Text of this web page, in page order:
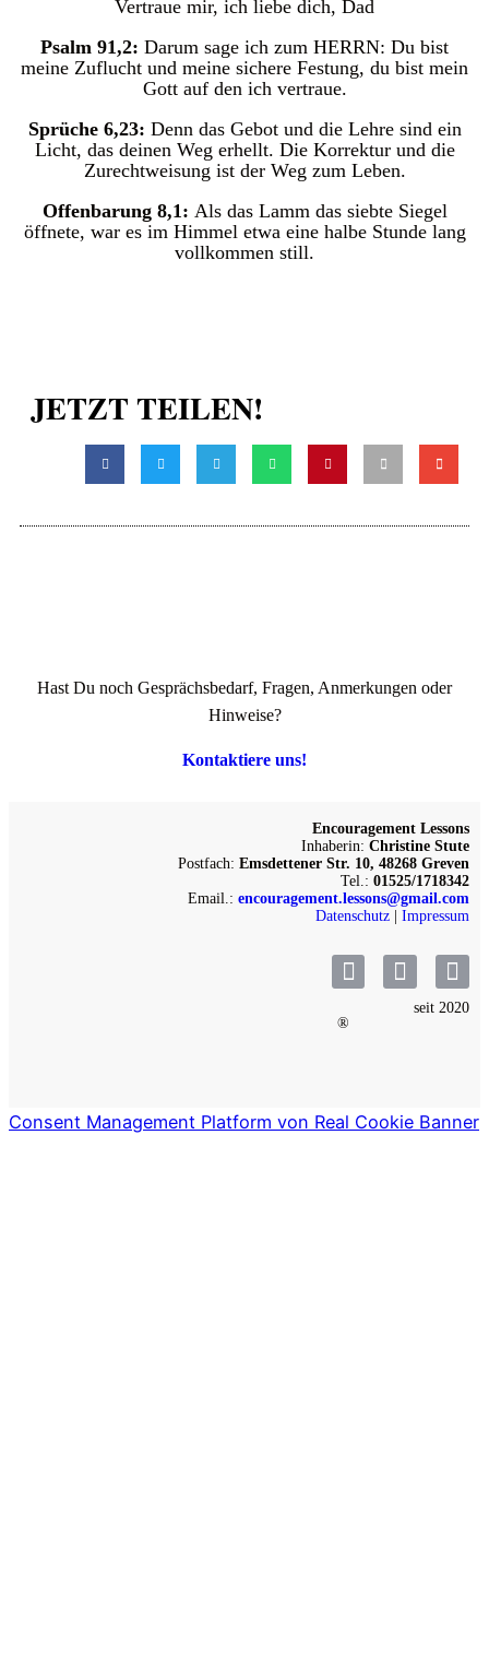
Vertraue mir, ich liebe dich, Dad
Psalm 91,2: Darum sage ich zum HERRN: Du bist
meine Zuflucht und meine sichere Festung, du bist mein
Gott auf den ich vertraue.
Sprüche 6,23: Denn das Gebot und die Lehre sind ein
Licht, das deinen Weg erhellt. Die Korrektur und die
Zurechtweisung ist der Weg zum Leben.
Offenbarung 8,1: Als das Lamm das siebte Siegel
öffnete, war es im Himmel etwa eine halbe Stunde lang
vollkommen still.
JETZT TEILEN!
Hast Du noch Gesprächsbedarf, Fragen, Anmerkungen oder
Hinweise?
Kontaktiere uns!
Encouragement Lessons
Inhaberin: Christine Stute
Postfach: Emsdettener Str. 10, 48268 Greven
Tel.: 01525/1718342
Email.: encouragement.lessons@gmail.com
Datenschutz
Impressum
seit 2020
®
Consent Management Platform von Real Cookie Banner